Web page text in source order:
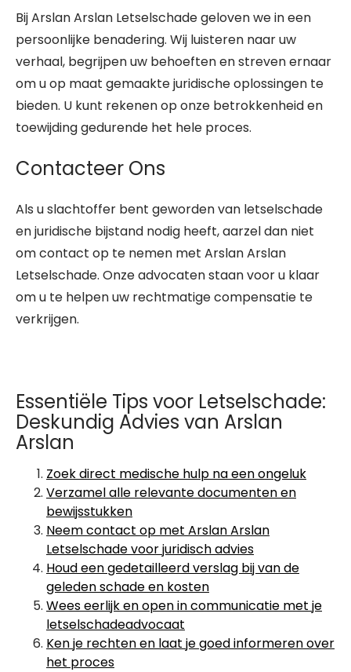
Bij Arslan Arslan Letselschade geloven we in een
persoonlijke benadering. Wij luisteren naar uw
verhaal, begrijpen uw behoeften en streven ernaar
om u op maat gemaakte juridische oplossingen te
bieden. U kunt rekenen op onze betrokkenheid en
toewijding gedurende het hele proces.
Contacteer Ons
Als u slachtoffer bent geworden van letselschade
en juridische bijstand nodig heeft, aarzel dan niet
om contact op te nemen met Arslan Arslan
Letselschade. Onze advocaten staan voor u klaar
om u te helpen uw rechtmatige compensatie te
verkrijgen.
Essentiële Tips voor Letselschade:
Deskundig Advies van Arslan
Arslan
Zoek direct medische hulp na een ongeluk
Verzamel alle relevante documenten en
bewijsstukken
Neem contact op met Arslan Arslan
Letselschade voor juridisch advies
Houd een gedetailleerd verslag bij van de
geleden schade en kosten
Wees eerlijk en open in communicatie met je
letselschadeadvocaat
Ken je rechten en laat je goed informeren over
het proces